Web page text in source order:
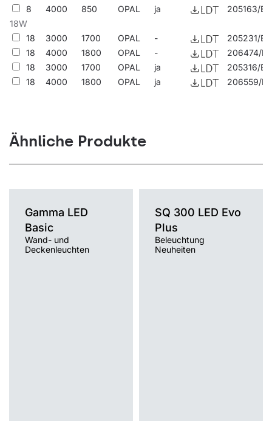
8
4000 850 OPAL ja
205163/E
18W
18
3000 1700 OPAL -
205231/E
18
4000 1800 OPAL -
206474/E
18
3000 1700 OPAL ja
205316/E
18
4000 1800 OPAL ja 206559/E
Ähnliche Produkte
Gamma LED
Basic
Wand- und
Deckenleuchten
Farbtemperatur [K]
SQ 300 LED Evo
Plus
Beleuchtung
Neuheiten
Farbtemperatur [K]